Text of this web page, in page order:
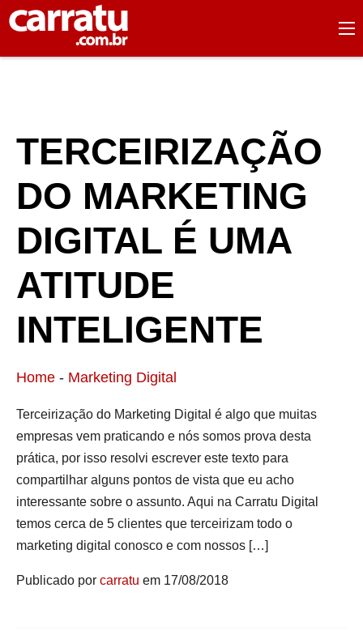
TERCEIRIZAÇÃO
DO MARKETING
DIGITAL É UMA
ATITUDE
INTELIGENTE
Home - Marketing Digital
Terceirização do Marketing Digital é algo que muitas
empresas vem praticando e nós somos prova desta
prática, por isso resolvi escrever este texto para
compartilhar alguns pontos de vista que eu acho
interessante sobre o assunto. Aqui na Carratu Digital
temos cerca de 5 clientes que terceirizam todo o
marketing digital conosco e com nossos […]
Publicado por carratu em 17/08/2018